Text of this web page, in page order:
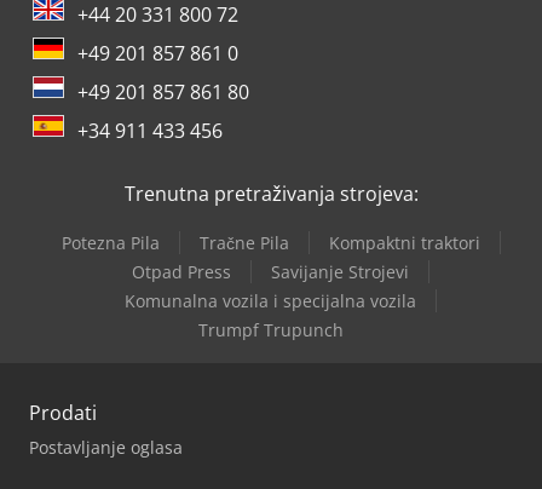
+44 20 331 800 72
+49 201 857 861 0
+49 201 857 861 80
+34 911 433 456
Trenutna pretraživanja strojeva:
Potezna Pila Tračne Pila
Kompaktni traktori
Otpad Press
Savijanje Strojevi
Komunalna vozila i specijalna vozila
Trumpf Trupunch
Prodati
Postavljanje oglasa